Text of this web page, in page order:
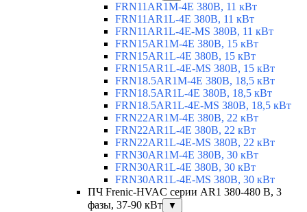
FRN11AR1M-4E 380В, 11 кВт
FRN11AR1L-4E 380В, 11 кВт
FRN11AR1L-4E-MS 380В, 11 кВт
FRN15AR1M-4E 380В, 15 кВт
FRN15AR1L-4E 380В, 15 кВт
FRN15AR1L-4E-MS 380В, 15 кВт
FRN18.5AR1M-4E 380В, 18,5 кВт
FRN18.5AR1L-4E 380В, 18,5 кВт
FRN18.5AR1L-4E-MS 380В, 18,5 кВт
FRN22AR1M-4E 380В, 22 кВт
FRN22AR1L-4E 380В, 22 кВт
FRN22AR1L-4E-MS 380В, 22 кВт
FRN30AR1M-4E 380В, 30 кВт
FRN30AR1L-4E 380В, 30 кВт
FRN30AR1L-4E-MS 380В, 30 кВт
ПЧ Frenic-HVAC серии AR1 380-480 В, 3
фазы, 37-90 кВт
▼